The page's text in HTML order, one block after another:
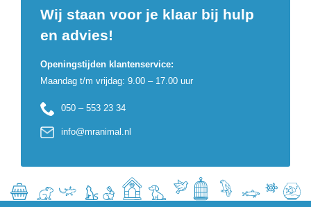
Wij staan voor je klaar bij hulp
en advies!
Openingstijden klantenservice:
Maandag t/m vrijdag: 9.00 – 17.00 uur
050 – 553 23 34
info@mranimal.nl